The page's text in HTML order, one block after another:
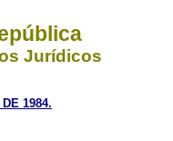
Jurídicos
1984.